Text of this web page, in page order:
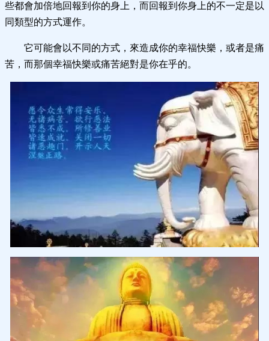
些都會加倍地回報到你的身上，而回報到你身上的不一定是以
同類型的方式運作。
它可能會以不同的方式，來造成你的幸福快樂，或者是痛
苦，而那個幸福快樂或痛苦絕對是你在乎的。